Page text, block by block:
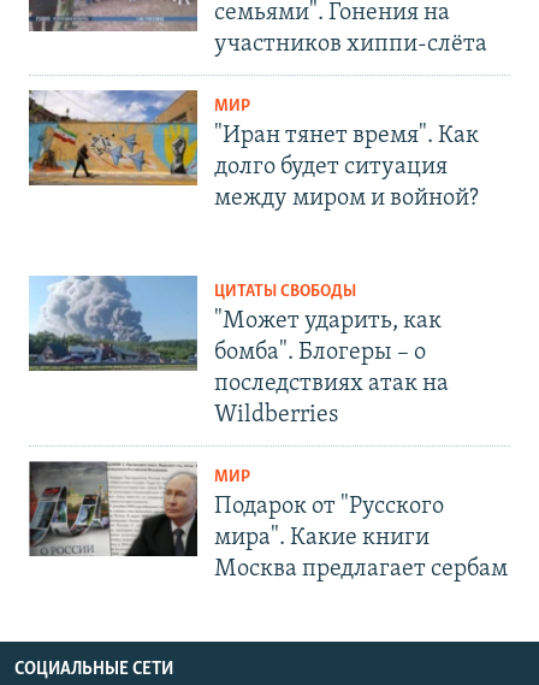
семьями". Гонения на
участников хиппи-слёта
МИР
"Иран тянет время". Как
долго будет ситуация
между миром и войной?
ЦИТАТЫ СВОБОДЫ
"Может ударить, как
бомба". Блогеры – о
последствиях атак на
Wildberries
МИР
Подарок от "Русского
мира". Какие книги
Москва предлагает сербам
СОЦИАЛЬНЫЕ СЕТИ